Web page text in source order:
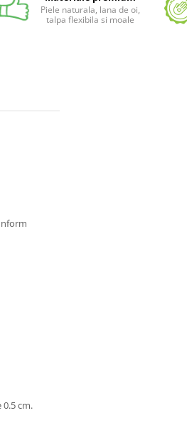
Piele naturala, lana de oi,
talpa flexibila si moale
cm.